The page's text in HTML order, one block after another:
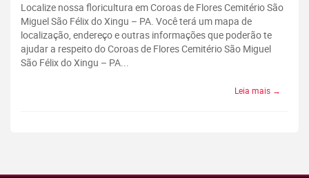
Localize nossa floricultura em Coroas de Flores Cemitério São
Miguel São Félix do Xingu – PA. Você terá um mapa de
localização, endereço e outras informações que poderão te
ajudar a respeito do Coroas de Flores Cemitério São Miguel
São Félix do Xingu – PA...
Leia mais →